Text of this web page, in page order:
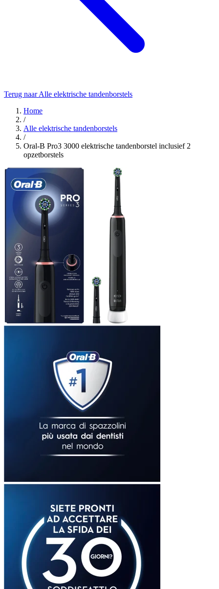
Terug naar Alle elektrische tandenborstels
Home
/
Alle elektrische tandenborstels
/
Oral-B Pro3 3000 elektrische tandenborstel inclusief 2
opzetborstels